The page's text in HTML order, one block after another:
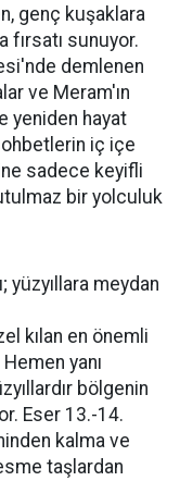
genç kuşaklara
fırsatı sunuyor.
demlenen
ve Meram'ın
yeniden hayat
iç içe
sadece keyifli
bir yolculuk
yüzyıllara meydan
kılan en önemli
yanı
bölgenin
Eser 13.-14.
kalma ve
taşlardan